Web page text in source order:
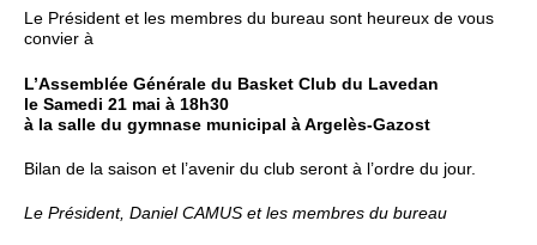
Le Président et les membres du bureau sont heureux de vous
convier à
L’Assemblée Générale du Basket Club du Lavedan
le Samedi 21 mai à 18h30
à la salle du gymnase municipal à Argelès-Gazost
Bilan de la saison et l’avenir du club seront à l’ordre du jour.
Le Président, Daniel CAMUS et les membres du bureau